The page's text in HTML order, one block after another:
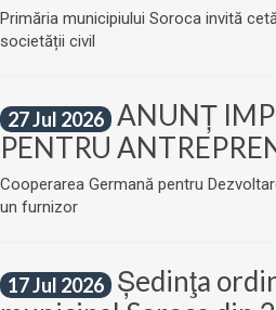
Primăria municipiului Soroca invită
societății civil
27 Jul 2026 ANUNȚ
PENTRU
Cooperarea Germană pentru
un furnizor
17 Jul 2026 Ședinţa